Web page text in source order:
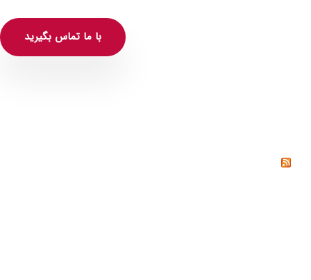
با ما تماس بگیرید